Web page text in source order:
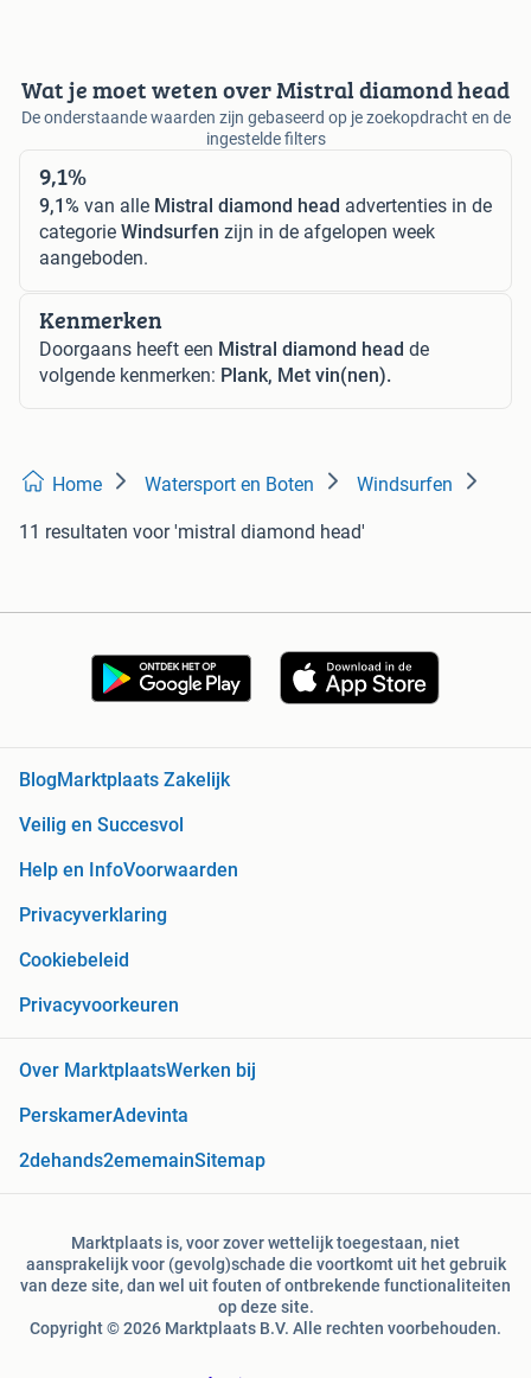
Wat je moet weten over Mistral diamond head
De onderstaande waarden zijn gebaseerd op je zoekopdracht en de
ingestelde filters
9,1%
9,1% van alle Mistral diamond head advertenties in de
categorie Windsurfen zijn in de afgelopen week
aangeboden.
Kenmerken
Doorgaans heeft een Mistral diamond head de
volgende kenmerken: Plank, Met vin(nen).
Home Watersport en Boten Windsurfen
11 resultaten voor 'mistral diamond head'
BlogMarktplaats Zakelijk
Veilig en Succesvol
Help en InfoVoorwaarden
Privacyverklaring
Cookiebeleid
Privacyvoorkeuren
Over MarktplaatsWerken bij
PerskamerAdevinta
2dehands2ememainSitemap
Marktplaats is, voor zover wettelijk toegestaan, niet
aansprakelijk voor (gevolg)schade die voortkomt uit het gebruik
van deze site, dan wel uit fouten of ontbrekende functionaliteiten
op deze site.
Copyright © 2026 Marktplaats B.V. Alle rechten voorbehouden.